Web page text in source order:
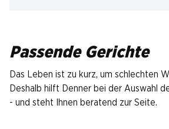
Passende Gerichte
Das Leben ist zu kurz, um schlechten
Deshalb hilft Denner bei der Auswahl
- und steht Ihnen beratend zur Seite.